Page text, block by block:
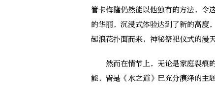
管卡梅隆仍然能以他独有的方法，
的华丽，沉浸式体验达到了新的高度
起浪花扑面而来，神秘祭祀仪式的漫
然而在情节上，无论是家庭裂痕的
能，皆是《水之道》已充分演绎的主